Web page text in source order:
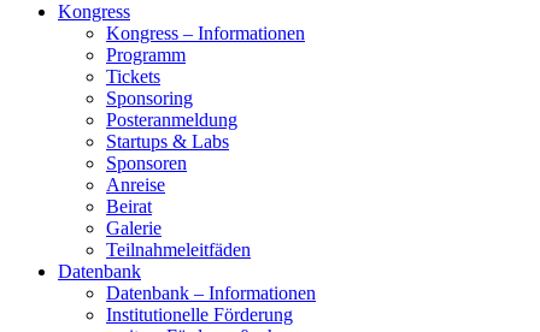
Kongress
Kongress – Informationen
Programm
Tickets
Sponsoring
Posteranmeldung
Startups & Labs
Sponsoren
Anreise
Beirat
Galerie
Teilnahmeleitfäden
Datenbank
Datenbank – Informationen
Institutionelle Förderung